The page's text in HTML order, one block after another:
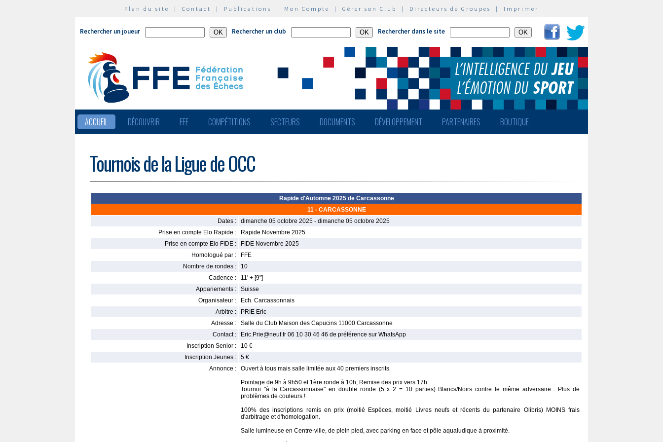
Plan du site | Contact | Publications | Mon Compte | Gérer son Club | Directeurs de Groupes | Imprimer
Rechercher un joueur Rechercher un club Rechercher dans le site
ACCUEIL DÉCOUVRIR FFE COMPÉTITIONS SECTEURS DOCUMENTS DÉVELOPPEMENT PARTENAIRES BOUTIQUE
Tournois de la Ligue de OCC
Rapide d'Automne 2025 de Carcassonne
11 - CARCASSONNE
Dates :
dimanche 05 octobre 2025 - dimanche 05 octobre 2025
Prise en compte Elo Rapide :
Rapide Novembre 2025
Prise en compte Elo FIDE :
FIDE Novembre 2025
Homologué par :
FFE
Nombre de rondes :
10
Cadence :
11' + [9"]
Appariements :
Suisse
Organisateur :
Ech. Carcassonnais
Arbitre :
PRIE Eric
Adresse :
Salle du Club Maison des Capucins 11000 Carcassonne
Contact :
Eric.Prie@neuf.fr 06 10 30 46 46 de préférence sur WhatsApp
Inscription Senior :
10 €
Inscription Jeunes :
5 €
Annonce :
Ouvert à tous mais salle limitée aux 40 premiers inscrits.
Pointage de 9h à 9h50 et 1ère ronde à 10h; Remise des prix vers 17h.
Tournoi "à la Carcassonnaise" en double ronde (5 x 2 = 10 parties) Blancs/Noirs contre le même adversaire : Plus de
problèmes de couleurs !
100% des inscriptions remis en prix (moitié Espèces, moitié Livres neufs et récents du partenaire Olibris) MOINS frais
d'arbitrage et d'homologation.
Salle lumineuse en Centre-ville, de plein pied, avec parking en face et pôle aqualudique à proximité.